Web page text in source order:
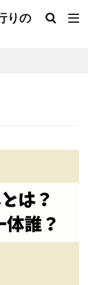
りの